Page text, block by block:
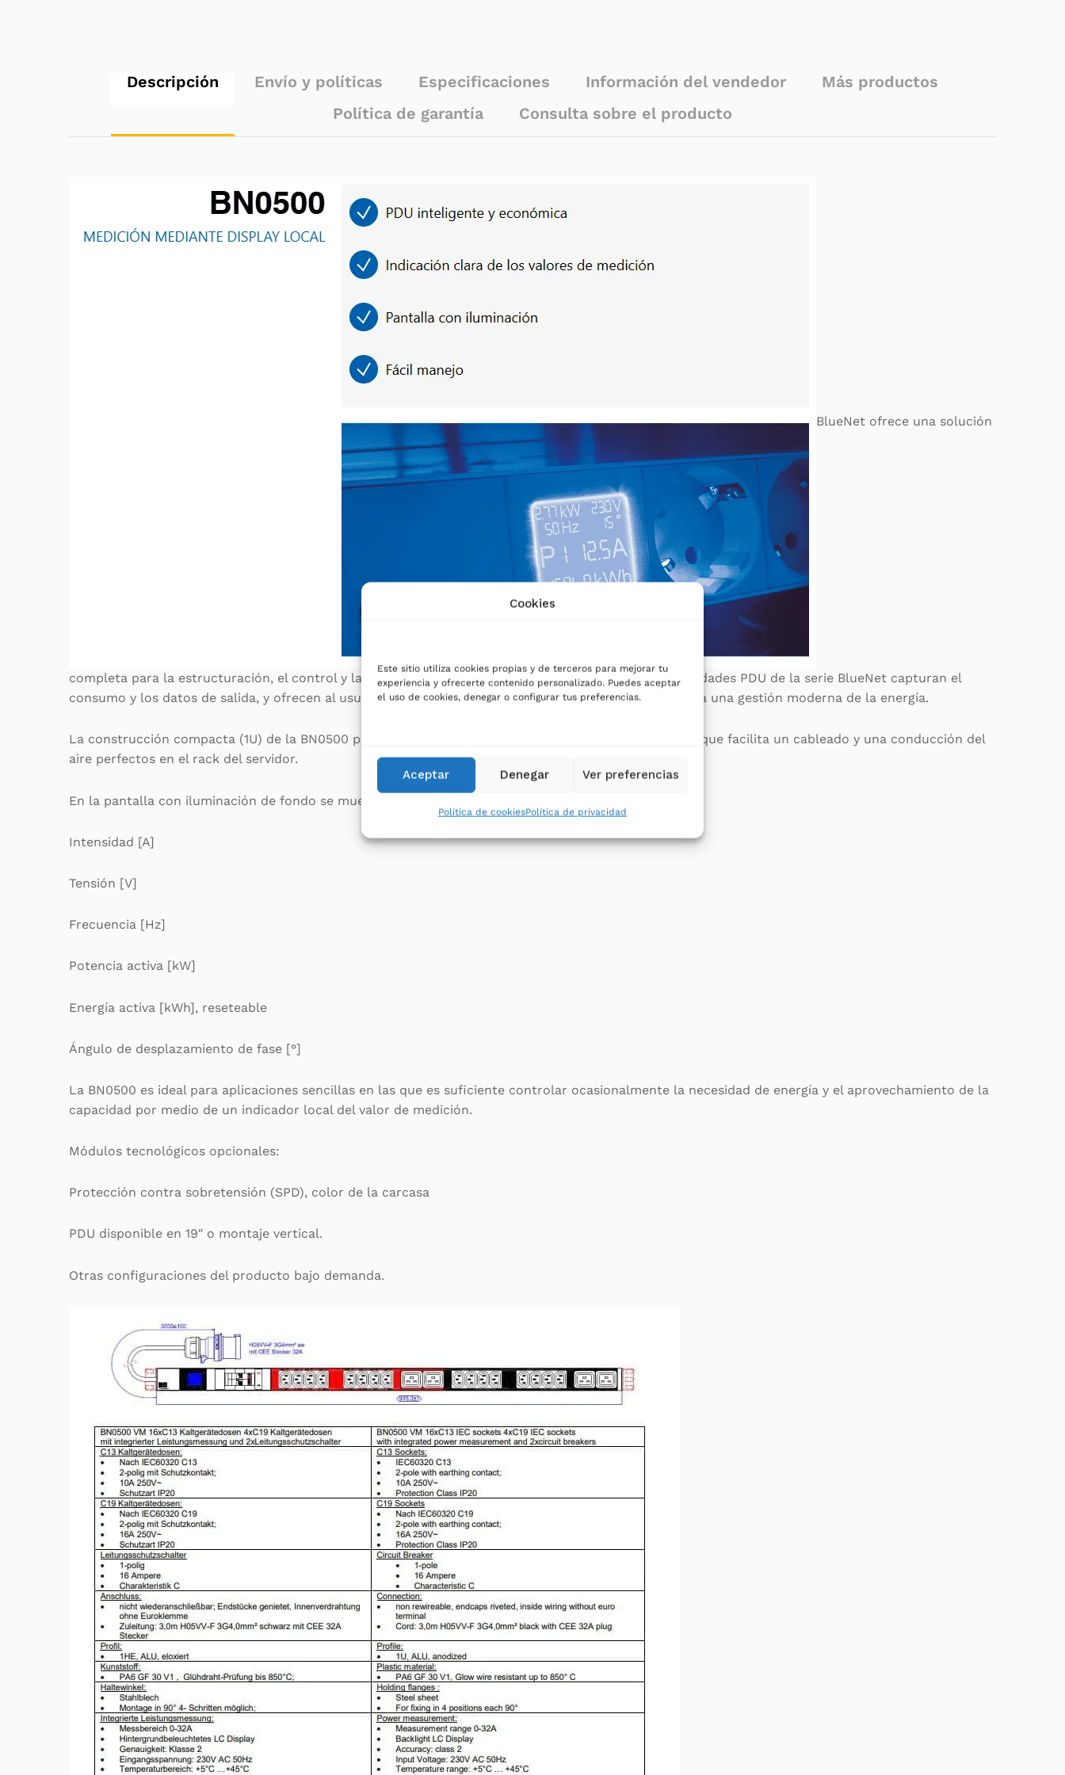
Cookies
Este sitio utiliza cookies propias y de terceros para mejorar tu
experiencia y ofrecerte contenido personalizado. Puedes aceptar
el uso de cookies, denegar o configurar tus preferencias.
Aceptar Denegar Ver preferencias
Política de cookiesPolítica de privacidad
Descripción Envío y políticas Especificaciones Información del vendedor
Más productos
Política de garantía
Consulta sobre el producto
BlueNet ofrece una solución
completa para la estructuración, el control y la monitorización de las redes de potencia de IT. Las unidades PDU de la serie BlueNet capturan el
consumo y los datos de salida, y ofrecen al usuario los datos y las opciones de control necesarios para una gestión moderna de la energía.
La construcción compacta (1U) de la BN0500 permite un montaje flexible y con ahorro de espacio, lo que facilita un cableado y una conducción del
aire perfectos en el rack del servidor.
En la pantalla con iluminación de fondo se muestran los siguientes valores de medición:
Intensidad [A]
Tensión [V]
Frecuencia [Hz]
Potencia activa [kW]
Energía activa [kWh], reseteable
Ángulo de desplazamiento de fase [°]
La BN0500 es ideal para aplicaciones sencillas en las que es suficiente controlar ocasionalmente la necesidad de energía y el aprovechamiento de la
capacidad por medio de un indicador local del valor de medición.
Módulos tecnológicos opcionales:
Protección contra sobretensión (SPD), color de la carcasa
PDU disponible en 19″ o montaje vertical.
Otras configuraciones del producto bajo demanda.